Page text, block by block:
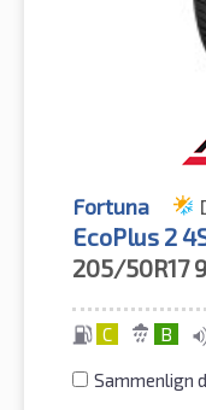
Fortuna
EcoPlus 2
205/50R17
C B
Sammenlign